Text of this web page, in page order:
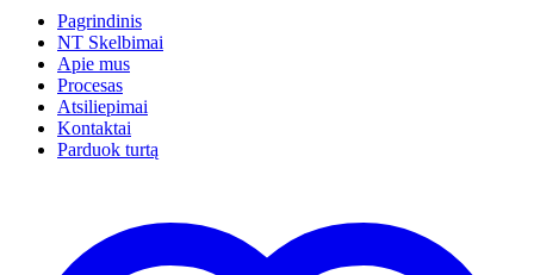
Pagrindinis
NT Skelbimai
Apie mus
Procesas
Atsiliepimai
Kontaktai
Parduok turtą